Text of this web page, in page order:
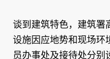
谈到建筑特色，建筑署
设施因应地势和现场环
员办事处及接待处分